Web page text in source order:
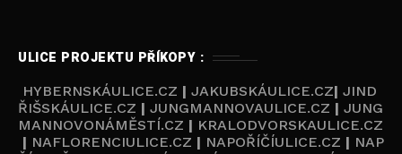
ULICE PROJEKTU PŘÍKOPY :
HYBERNSKÁULICE.CZ | JAKUBSKÁULICE.CZ| JIND
ŘIŠSKÁULICE.CZ | JUNGMANNOVAULICE.CZ | JUNG
MANNOVONÁMĚSTÍ.CZ | KRALODVORSKAULICE.CZ
| NAFLORENCIULICE.CZ | NAPOŘÍČÍULICE.CZ | NAP